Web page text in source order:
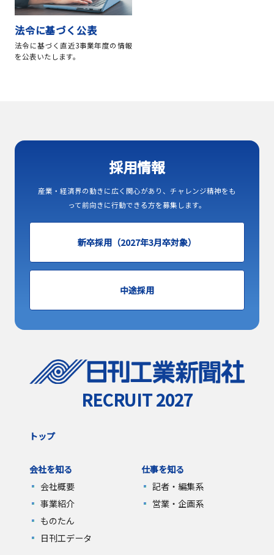
法令に基づく公表
法令に基づく直近3事業年度の情報
を公表いたします。
採用情報
産業・経済界の動きに広く関心があり、チャレンジ精神をも
って前向きに行動できる方を募集します。
新卒採用（2027年3月卒対象）
中途採用
RECRUIT 2027
トップ
会社を知る
会社概要
事業紹介
ものたん
日刊工データ
仕事を知る
記者・編集系
営業・企画系